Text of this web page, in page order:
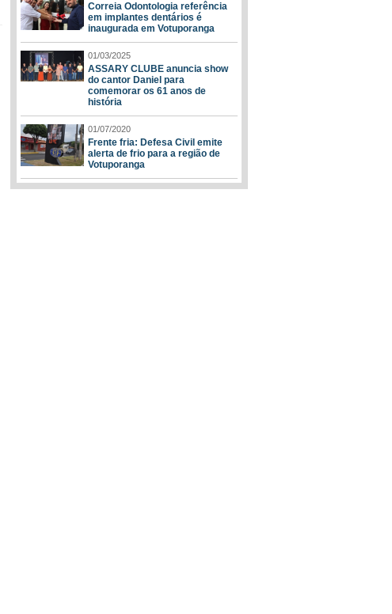
Correia Odontologia referência
em implantes dentários é
inaugurada em Votuporanga
01/03/2025
ASSARY CLUBE anuncia show
do cantor Daniel para
comemorar os 61 anos de
história
01/07/2020
Frente fria: Defesa Civil emite
alerta de frio para a região de
Votuporanga